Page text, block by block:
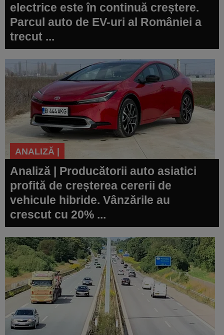
electrice este în continuă creștere.
Parcul auto de EV-uri al României a
trecut ...
ANALIZĂ |
Analiză | Producătorii auto asiatici
profită de creșterea cererii de
vehicule hibride. Vânzările au
crescut cu 20% ...